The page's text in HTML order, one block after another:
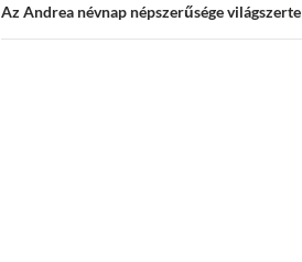
Az Andrea névnap népszerűsége világszerte